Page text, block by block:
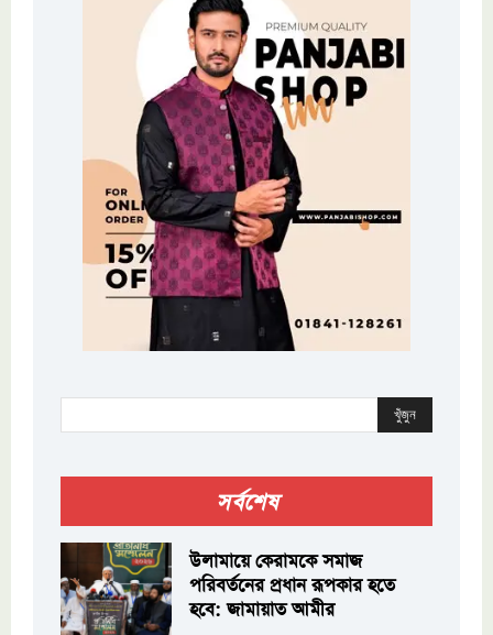
খুঁজুন
সর্বশেষ
উলামায়ে কেরামকে সমাজ
পরিবর্তনের প্রধান রূপকার হতে
হবে: জামায়াত আমীর